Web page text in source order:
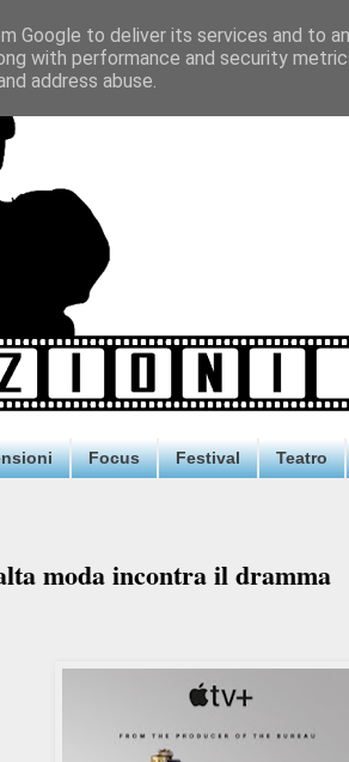
Focus Festival Teatro
moda incontra il dramma
Google to deliver its services and to
with performance and security
address abuse.